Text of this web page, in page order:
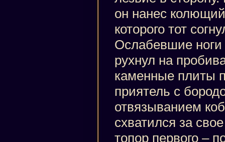
он нанес
которого тот
Ослабевшие ноги
рухнул на
каменные плиты
приятель с
отвязыванием
схватился за
топор первого –